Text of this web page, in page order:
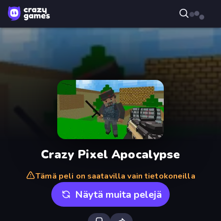
Crazy Pixel Apocalypse
Tämä peli on saatavilla vain tietokoneilla
Näytä muita pelejä